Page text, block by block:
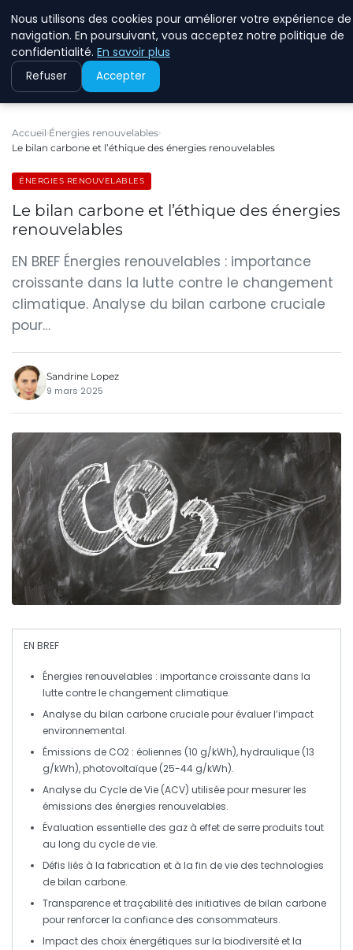
Accueil Énergies renouvelables
Le bilan carbone et l’éthique des énergies renouvelables
ÉNERGIES RENOUVELABLES
Le bilan carbone et l’éthique des énergies
renouvelables
EN BREF Énergies renouvelables : importance
croissante dans la lutte contre le changement
climatique. Analyse du bilan carbone cruciale
pour…
Sandrine Lopez
9 mars 2025
EN BREF
Énergies renouvelables : importance croissante dans la
lutte contre le changement climatique.
Analyse du bilan carbone cruciale pour évaluer l’impact
environnemental.
Émissions de CO2 : éoliennes (10 g/kWh), hydraulique (13
g/kWh), photovoltaïque (25-44 g/kWh).
Analyse du Cycle de Vie (ACV) utilisée pour mesurer les
émissions des énergies renouvelables.
Évaluation essentielle des gaz à effet de serreproduits tout
au long du cycle de vie.
Défis liés à la fabrication et à la fin de vie des technologies
debilan carbone.
Transparence ettraçabilité des initiatives debilan carbone
pour renforcer la confiance des consommateurs.
Impact des choix énergétiques sur la biodiversité et la
Nous utilisons des cookies pour améliorer votre expérience de
navigation. En poursuivant, vous acceptez notre politique de
confidentialité. En savoir plus
Refuser Accepter